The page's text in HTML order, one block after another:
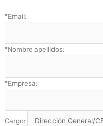
*Email:
*Nombre apellidos:
*Empresa:
Cargo: